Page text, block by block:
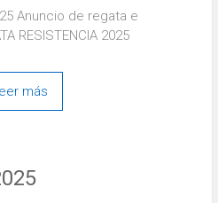
Anuncio de regata e
RESISTENCIA 2025
más